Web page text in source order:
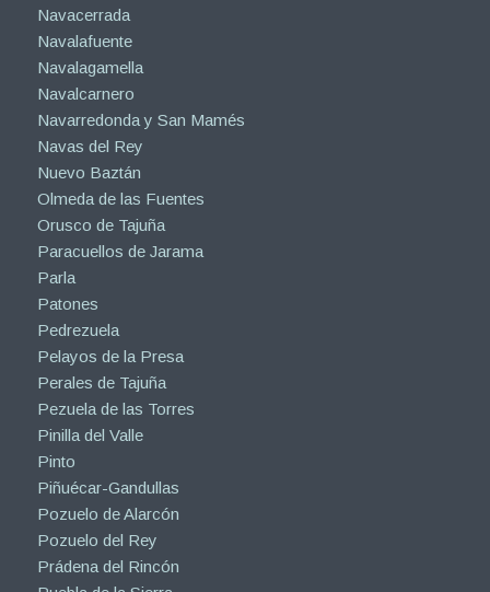
Navacerrada
Navalafuente
Navalagamella
Navalcarnero
Navarredonda y San Mamés
Navas del Rey
Nuevo Baztán
Olmeda de las Fuentes
Orusco de Tajuña
Paracuellos de Jarama
Parla
Patones
Pedrezuela
Pelayos de la Presa
Perales de Tajuña
Pezuela de las Torres
Pinilla del Valle
Pinto
Piñuécar-Gandullas
Pozuelo de Alarcón
Pozuelo del Rey
Prádena del Rincón